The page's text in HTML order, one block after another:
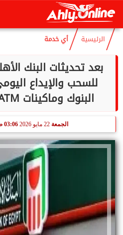
السبت
الرئيسية أي خدمة
بعد تحديثات البنك
البنوك وماكينات ATM ورسوم السحب
الجمعة 03:06 صـ